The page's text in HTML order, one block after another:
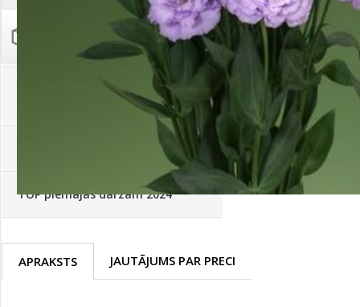
Palīglīdzekļi augu audzēšanai (72)
Klientu Diena
Novatec - izcils mēslošanai arī
sezonas otrajā pusē!
Piedāvājums ābeļdārziem
TOP piemājas dārzam 2024
APRAKSTS JAUTĀJUMS PAR PRECI